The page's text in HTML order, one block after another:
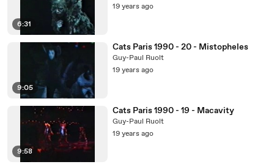
6:31
19 years ago
9:05
Cats Paris 1990 - 20 - Mistopheles
Guy-Paul Ruolt
19 years ago
9:58
Cats Paris 1990 - 19 - Macavity
Guy-Paul Ruolt
19 years ago